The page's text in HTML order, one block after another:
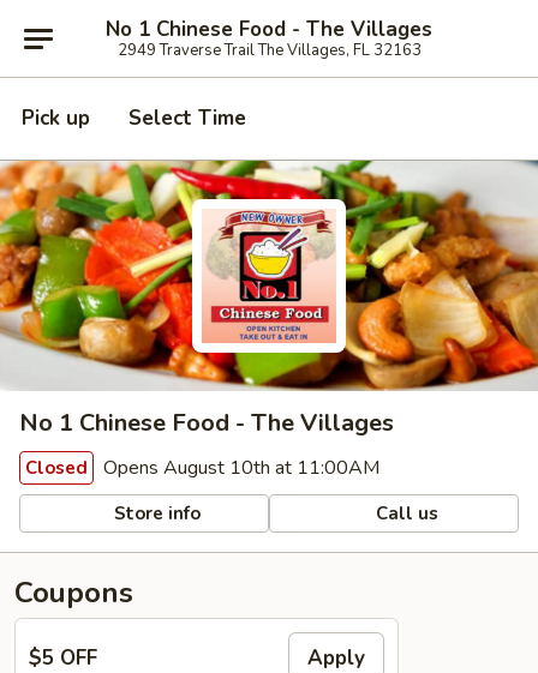
No 1 Chinese Food - The Villages
2949 Traverse Trail The Villages, FL 32163
Pick up Select Time
No 1 Chinese Food - The Villages
Closed Opens August 10th at 11:00AM
Store info Call us
Coupons
$5 OFF Apply